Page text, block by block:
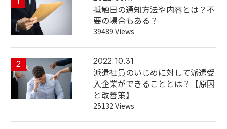
抵触日の通知方法や内容とは？不
要の場合もある？
39489 Views
2 2022.10.31
派遣社員のいじめに対して派遣受
入企業ができることとは？【原因
と改善策】
25132 Views